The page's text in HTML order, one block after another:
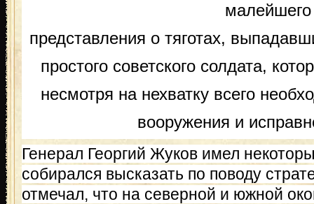
малейшего
пред­ставления о тяготах,
простого со­ветского солдата,
несмотря на нехватку всего
вооружения и
Генерал Георгий Жуков имел
собирался высказать по поводу
отмечал, что на северной и южной